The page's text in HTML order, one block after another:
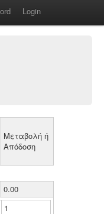
Login
Μεταβολή ή
Απόδοση
0.00
1